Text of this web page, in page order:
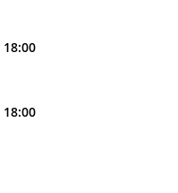
18:00
18:00